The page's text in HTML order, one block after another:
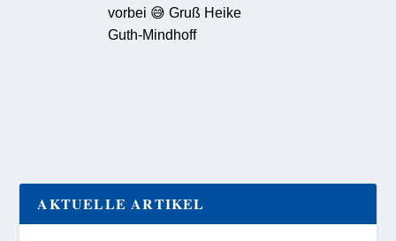
vorbei 😅 Gruß Heike
Guth-Mindhoff
AKTUELLE ARTIKEL